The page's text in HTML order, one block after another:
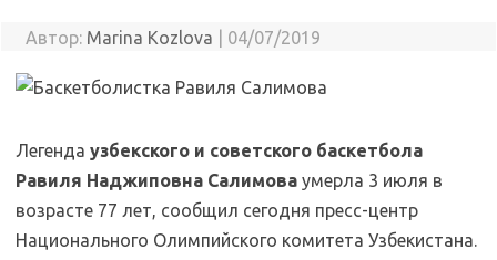
Автор: Marina Kozlova 04/07/2019
Легенда узбекского и советского баскетбола
Равиля Наджиповна Салимова умерла 3 июля в
возрасте 77 лет, сообщил сегодня пресс-центр
Национального Олимпийского комитета Узбекистана.